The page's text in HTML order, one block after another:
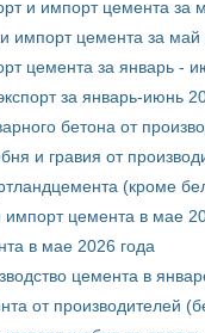
и импорт цемента за
и импорт цемента за
цемента за январь -
за январь-июнь
бетона от
и гравия от
(кроме
цемента в мае
в мае 2026 года
цемента в
от производителей